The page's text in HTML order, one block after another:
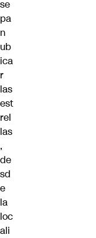
se
pa
n
ub
ica
r
las
est
rel
las
,
de
sd
e
la
loc
ali